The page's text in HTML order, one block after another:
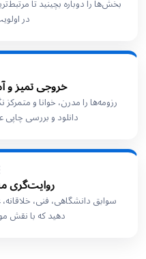
بخش‌ها را دوباره بچینید تا
در
خروجی تمیز و
رزومه‌ها را مدرن، خوانا و
دانلود و بررسی
روایت‌گری
سوابق دانشگاهی، فنی، خلاقانه،
دهید که با نقش